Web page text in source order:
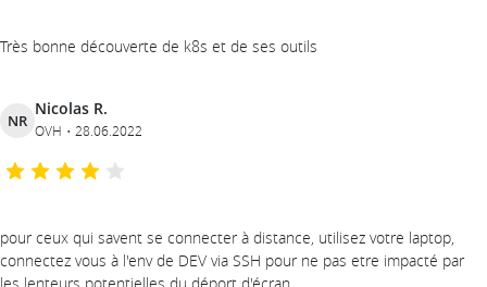
Très bonne découverte de k8s et de ses outils
NR
Nicolas R.
OVH 28.06.2022
pour ceux qui savent se connecter à distance, utilisez votre laptop,
connectez vous à l'env de DEV via SSH pour ne pas etre impacté par